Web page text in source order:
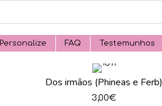
Personalize FAQ Testemunhos
Dos irmãos (Phineas e Ferb)
3,00€